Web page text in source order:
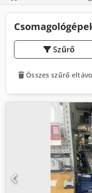
Szűrő
Összes szűrő